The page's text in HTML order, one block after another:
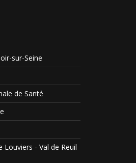
sur-Seine
de Santé
Louviers - Val de Reuil